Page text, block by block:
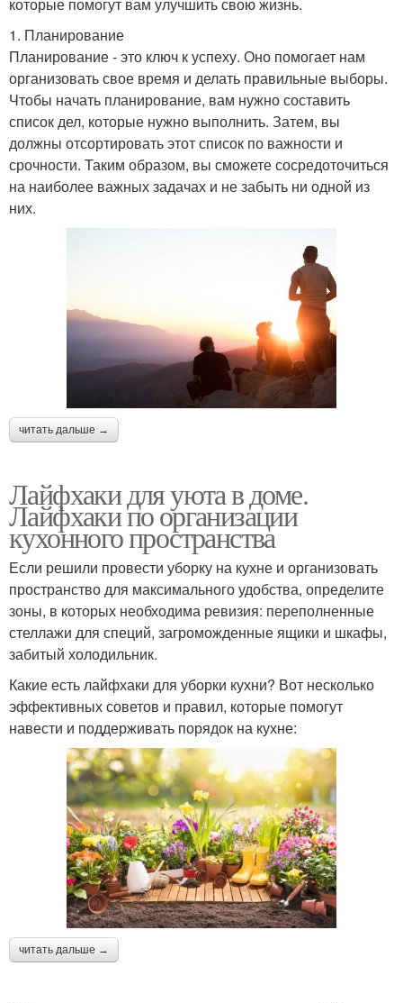
1. Планирование
Планирование - это ключ к успеху. Оно помогает нам
организовать свое время и делать правильные выборы.
Чтобы начать планирование, вам нужно составить
список дел, которые нужно выполнить. Затем, вы
должны отсортировать этот список по важности и
срочности. Таким образом, вы сможете сосредоточиться
на наиболее важных задачах и не забыть ни одной из
них.
читать дальше →
Лайфхаки для уюта в доме.
Лайфхаки по организации
кухонного пространства
Если решили провести уборку на кухне и организовать
пространство для максимального удобства, определите
зоны, в которых необходима ревизия: переполненные
стеллажи для специй, загроможденные ящики и шкафы,
забитый холодильник.
Какие есть лайфхаки для уборки кухни? Вот несколько
эффективных советов и правил, которые помогут
навести и поддерживать порядок на кухне:
читать дальше →